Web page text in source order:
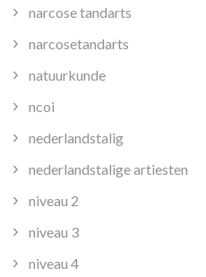
narcose tandarts
narcosetandarts
natuurkunde
ncoi
nederlandstalig
nederlandstalige artiesten
niveau 2
niveau 3
niveau 4